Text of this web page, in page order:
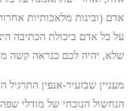
אדם (ובינות מלאכותיות
על כל אדם ביכולת הכתיבה
שלא, יהיה לכם כנראה קשה
מעניין שבזעיר-אנפין התרגיל
הנחשול הנוכחי של מודלי שפה